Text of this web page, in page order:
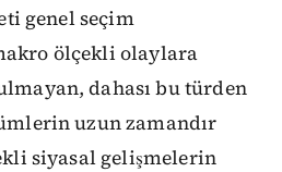
genel seçim
ölçekli olaylara
dahası bu türden
uzun zamandır
siyasal gelişmelerin